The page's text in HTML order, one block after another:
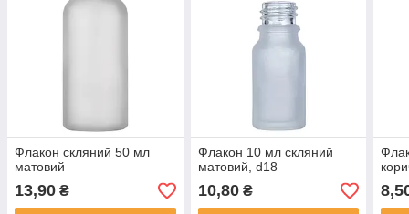
Флакон скляний 50 мл
матовий
13,90 ₴
Флакон 10 мл скляний
матовий, d18
10,80₴